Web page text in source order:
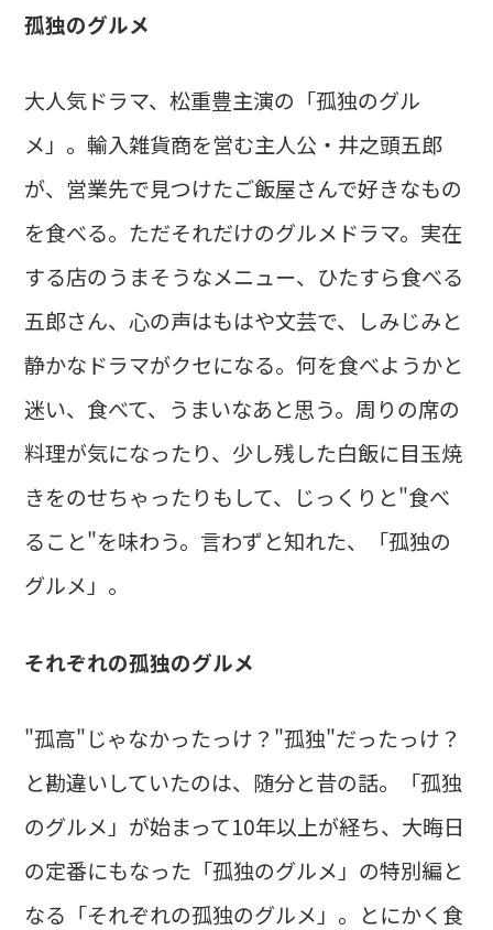
孤独のグルメ
大人気ドラマ、松重豊主演の「孤独のグル
メ」。輸入雑貨商を営む主人公・井之頭五郎
が、営業先で見つけたご飯屋さんで好きなもの
を食べる。ただそれだけのグルメドラマ。実在
する店のうまそうなメニュー、ひたすら食べる
五郎さん、心の声はもはや文芸で、しみじみと
静かなドラマがクセになる。何を食べようかと
迷い、食べて、うまいなあと思う。周りの席の
料理が気になったり、少し残した白飯に目玉焼
きをのせちゃったりもして、じっくりと"食べ
ること"を味わう。言わずと知れた、「孤独の
グルメ」。
それぞれの孤独のグルメ
"孤高"じゃなかったっけ？"孤独"だったっけ？
と勘違いしていたのは、随分と昔の話。「孤独
のグルメ」が始まって10年以上が経ち、大晦日
の定番にもなった「孤独のグルメ」の特別編と
なる「それぞれの孤独のグルメ」。とにかく食